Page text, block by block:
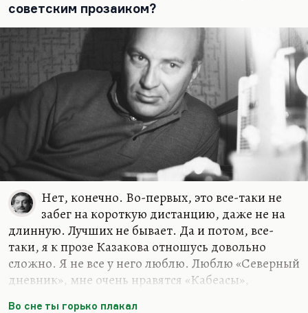
советским прозаиком?
Нет, конечно. Во-первых, это все-таки не
забег на короткую дистанцию, даже не на
длинную. Лучших не бывает. Да и потом, все-
таки, я к прозе Казакова отношусь довольно
сложно. Я не все у него люблю. Люблю «Северный
дневник», мне очень нравятся «Кабеасы»,
Во сне ты горько плакал